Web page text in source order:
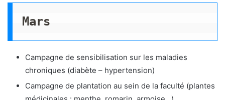
Mars
Campagne de sensibilisation sur les maladies
chroniques (diabète – hypertension)
Campagne de plantation au sein de la faculté (plantes